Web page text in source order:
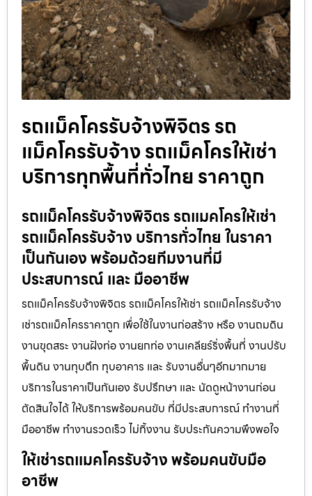
รถแม็คโครรับจ้างพิจิตร รถ
แม็คโครรับจ้าง รถแม็คโครให้เช่า
บริการทุกพื้นที่ทั่วไทย ราคาถูก
รถแม็คโครรับจ้างพิจิตร รถแมคโครให้เช่า
รถแม็คโครรับจ้าง บริการทั่วไทย ในราคา
เป็นกันเอง พร้อมด้วยทีมงานที่มี
ประสบการณ์ และ มืออาชีพ
รถแม็คโครรับจ้างพิจิตร รถแม็คโครให้เช่า รถแม็คโครรับจ้าง
เช่ารถแม็คโครราคาถูก เพื่อใช้ในงานก่อสร้าง หรือ งานถมดิน
งานขุดสระ งานฝังท่อ งานยกท่อ งานเคลียร์ริ่งพื้นที่ งานปรับ
พื้นดิน งานทุบตึก ทุบอาคาร และ รับงานอื่นๆอีกมากมาย
บริการในราคาเป็นกันเอง รับปรึกษา และ นัดดูหน้างานก่อน
ตัดสินใจได้ ให้บริการพร้อมคนขับ ที่มีประสบการณ์ ทำงานที่
มืออาชีพ ทำงานรวดเร็ว ไม่ทิ้งงาน รับประกันความพึงพอใจ
ให้เช่ารถแมคโครรับจ้าง พร้อมคนขับมือ
อาชีพ